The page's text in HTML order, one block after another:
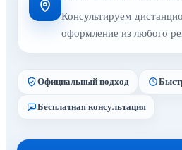
Консультируем
оформление из любого
Официальный подход
Бесплатная консультация